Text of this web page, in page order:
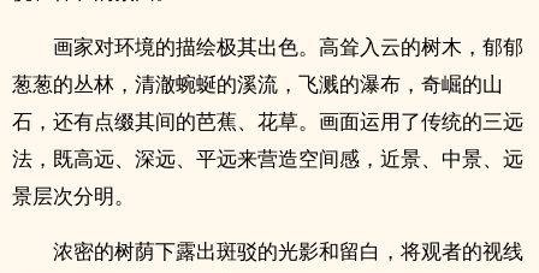
画家对环境的描绘极其出色。高耸入云的树木，郁郁
葱葱的丛林，清澈蜿蜒的溪流，飞溅的瀑布，奇崛的山
石，还有点缀其间的芭蕉、花草。画面运用了传统的三远
法，既高远、深远、平远来营造空间感，近景、中景、远
景层次分明。
浓密的树荫下露出斑驳的光影和留白，将观者的视线